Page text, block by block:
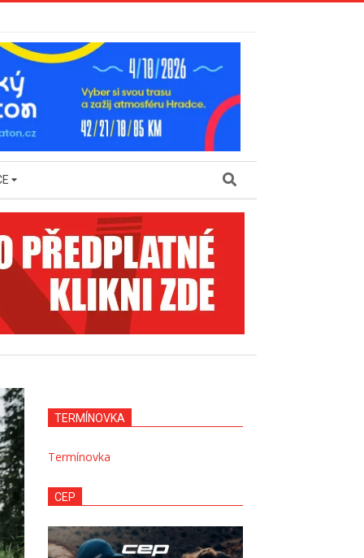
Search
TERMÍNOVKA
Termínovka
CEP